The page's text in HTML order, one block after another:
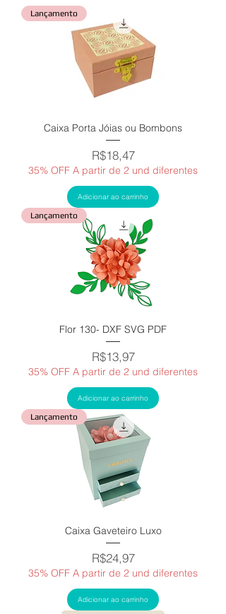
Lançamento
Caixa Porta Jóias ou Bombons
Price
R$18,47
35% OFF A partir de 2 und diferentes
Adicionar ao carrinho
Lançamento
Flor 130- DXF SVG PDF
Price
R$13,97
35% OFF A partir de 2 und diferentes
Adicionar ao carrinho
Lançamento
Caixa Gaveteiro Luxo
Price
R$24,97
35% OFF A partir de 2 und diferentes
Adicionar ao carrinho